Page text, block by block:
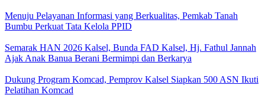
Menuju Pelayanan Informasi yang Berkualitas, Pemkab Tanah
Bumbu Perkuat Tata Kelola PPID
Semarak HAN 2026 Kalsel, Bunda FAD Kalsel, Hj. Fathul Jannah
Ajak Anak Banua Berani Bermimpi dan Berkarya
Dukung Program Komcad, Pemprov Kalsel Siapkan 500 ASN Ikuti
Pelatihan Komcad